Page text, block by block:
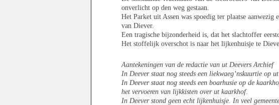
onverlicht op den weg gestaan.
Het Parket uit Assen was spoedig ter plaatse aanwezig
van Diever.
Een tragische bijzonderheid is, dat het slachtoffer
Het stoffelijk overschot is naar het lijkenhuisje te
Aantekeningen van de redactie van ut Deevers Archief
In Deever staat nog steeds een liekwaeg’nskuurtie op
In Deever staat nog steeds een boarhusie op de
het vervoeren van lijkkisten over ut kaarkhof.
In Deever stond geen echt lijkenhuisje. In veel